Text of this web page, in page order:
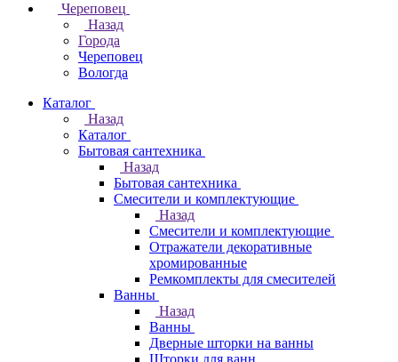
Череповец
Назад
Города
Череповец
Вологда
Каталог
Назад
Каталог
Бытовая сантехника
Назад
Бытовая сантехника
Смесители и комплектующие
Назад
Смесители и комплектующие
Отражатели декоративные
хромированные
Ремкомплекты для смесителей
Ванны
Назад
Ванны
Дверные шторки на ванны
Шторки для ванн